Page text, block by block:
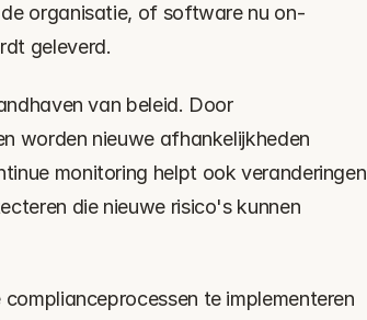
organisatie, of software nu on-
geleverd.
van beleid. Door
worden nieuwe afhankelijkheden
monitoring helpt ook veranderingen
die nieuwe risico's kunnen
te implementeren